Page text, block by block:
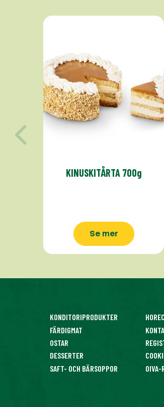
KINUSKITÅRTA 700g
Se mer
KONDITORIPRODUKTER
FÄRDIGMAT
OSTAR
DESSERTER
SAFT- OCH BÄRSOPPOR
OIVA-